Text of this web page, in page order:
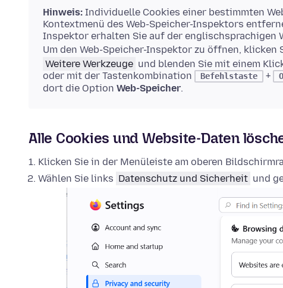
Hinweis: Individuelle Cookies einer bestimmten
Kontextmenü des Web-Speicher-Inspektors
Inspektor erhalten Sie auf der englischsprachigen
Um den Web-Speicher-Inspektor zu öffnen,
Weitere Werkzeuge und blenden Sie mit einem
oder mit der Tastenkombination
Befehlstaste +
dort die Option Web-Speicher.
Alle Cookies und Website-Daten
Klicken Sie in der Menüleiste am oberen
Wählen Sie links Datenschutz und Sicherheit und